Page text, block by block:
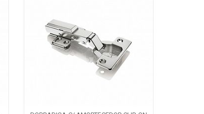
Características